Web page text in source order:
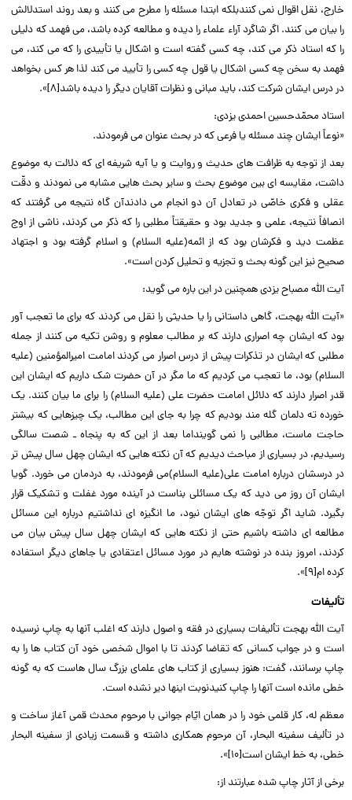
خارج، نقل اقوال نمى کنندبلکه ابتدا مسئله را مطرح مى کنند و بعد روند استدلالش
را بیان مى کنند. اگر شاگرد آراء علماء را دیده و مطالعه کرده باشد، مى فهمد که دلیلى
را که استاد ذکر مى کند، چه کسى گفته است و اشکال یا تأییدى را که مى کند، مى
فهمد به سخن چه کسى اشکال یا قول چه کسى را تأیید مى کند لذا هر کس بخواهد
در درس ایشان شرکت کند، باید مبانى و نظرات آقایان دیگر را دیده باشد[۸]».‌‌
استاد محمّدحسین احمدى یزدى:‌‌
«نوعاً ایشان چند مسئله یا فرعى که در بحث عنوان مى فرمودند.‌‌
بعد از توجه به ظرافت هاى حدیث و روایت و یا آیه شریفه اى که دلالت به موضوع
داشت، مقایسه اى بین موضوع بحث و سایر بحث هایى مشابه مى نمودند و دقّت
عقلى و فکرى خاصّى در تعادل آن دو انجام مى دادندآن گاه نتیجه مى گرفتند که
انصافاً نتیجه، علمى و جدید بود و حقیقتاً مطلبى را که ذکر مى کردند، ناشى از اوج
عظمت دید و فکرشان بود که از ائمه(علیه السلام) و اسلام گرفته بود و اجتهاد
صحیح نیز این گونه بحث و تجزیه و تحلیل کردن است».‌‌
آیت الله مصباح یزدى همچنین در این باره مى گوید:‌‌
«آیت الله بهجت، گاهى داستانى را یا حدیثى را نقل مى کردند که براى ما تعجب آور
بود که ایشان چه اصرارى دارند که بر مطالب معلوم و روشن تکیه مى کنند از جمله
مطلبى که ایشان در تذکرات پیش از درس اصرار مى کردند امامت امیرالمؤمنین (علیه
السلام) بود، ما تعجب مى کردیم که ما مگر در آن حضرت شک داریم که ایشان این
قدر اصرار دارند که دلائل امامت حضرت على (علیه السلام) را براى ما بیان کنند. یک
خورده ته دلمان گله مند بودیم که چرا به جاى این مطالب، یک چیزهایى که بیشتر
حاجت ماست، مطالبى را نمى گوینداما بعد از این که به پنجاه ـ شصت سالگى
رسیدیم، در بسیارى از مباحث دیدیم که آن نکته هایى که ایشان چهل سال پیش تر
در درسشان درباره امامت على(علیه السلام)مى فرمودند، به دردمان مى خورد. گویا
ایشان آن روز مى دید که یک مسائلى بناست در آینده مورد غفلت و تشکیک قرار
بگیرد. شاید اگر توجّه هاى ایشان نبود، ما انگیزه اى نداشتیم درباره این مسائل
مطالعه اى داشته باشیم حتى از نکته هایى که ایشان چهل سال پیش بیان مى
کردند، امروز بنده در نوشته هایم در مورد مسائل اعتقادى یا جاهاى دیگر استفاده
کرده ام[۹]».‌‌
تألیفات
آیت الله بهجت تألیفات بسیارى در فقه و اصول دارند که اغلب آنها به چاپ نرسیده
است و در جواب کسانى که تقاضا کردند تا با اموال شخصى خود آن کتاب ها را به
چاپ برسانند، گفت: هنوز بسیارى از کتاب هاى علماى بزرگ سال هاست که به گونه
خطى مانده است آنها را چاپ کنیدنوبت اینها دیر نشده است.‌‌
معظم له، کار قلمى خود را در همان ایّام جوانى با مرحوم محدث قمى آغاز ساخت و
در تألیف سفینه البحار، آن مرحوم همکارى داشته و قسمت زیادى از سفینه البحار
خطى، به خط ایشان است[۱۰]».‌‌
برخى از آثار چاپ شده عبارتند از:‌‌